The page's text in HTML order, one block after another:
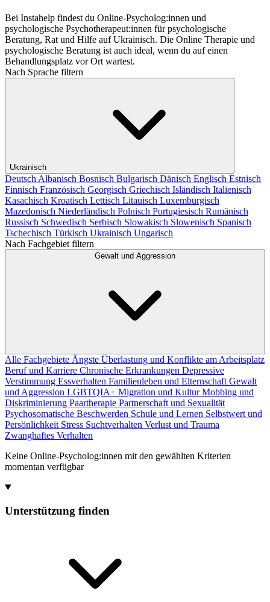
Bei Instahelp findest du Online-Psycholog:innen und
psychologische Psychotherapeut:innen für psychologische
Beratung, Rat und Hilfe auf Ukrainisch. Die Online Therapie und
psychologische Beratung ist auch ideal, wenn du auf einen
Behandlungsplatz vor Ort wartest.
Nach Sprache filtern
Ukrainisch
Deutsch Albanisch Bosnisch Bulgarisch Dänisch Englisch Estnisch
Finnisch Französisch Georgisch Griechisch Isländisch Italienisch
Kasachisch Kroatisch Lettisch Litauisch Luxemburgisch
Mazedonisch Niederländisch Polnisch Portugiesisch Rumänisch
Russisch Schwedisch Serbisch Slowakisch Slowenisch Spanisch
Tschechisch Türkisch Ukrainisch Ungarisch
Nach Fachgebiet filtern
Gewalt und Aggression
Alle Fachgebiete Ängste Überlastung und Konflikte am Arbeitsplatz
Beruf und Karriere Chronische Erkrankungen Depressive
Verstimmung Essverhalten Familienleben und Elternschaft Gewalt
und Aggression LGBTQIA+ Migration und KulturMobbing und
Diskriminierung Paartherapie Partnerschaft und Sexualität
Psychosomatische Beschwerden Schule und Lernen Selbstwert und
Persönlichkeit Stress Suchtverhalten Verlust und Trauma
Zwanghaftes Verhalten
Keine Online-Psycholog:innen mit den gewählten Kriterien
momentan verfügbar
Unterstützung finden